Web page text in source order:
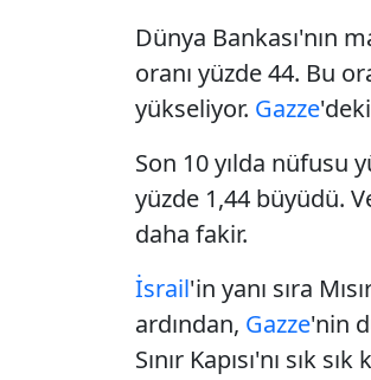
Dünya Bankası'nın
oranı yüzde 44. Bu
yükseliyor. Gazze
Son 10 yılda nüfusu
yüzde 1,44 büyüdü.
daha fakir.
İsrail'in yanı sıra
ardından, Gazze'nin
Sınır Kapısı'nı sık